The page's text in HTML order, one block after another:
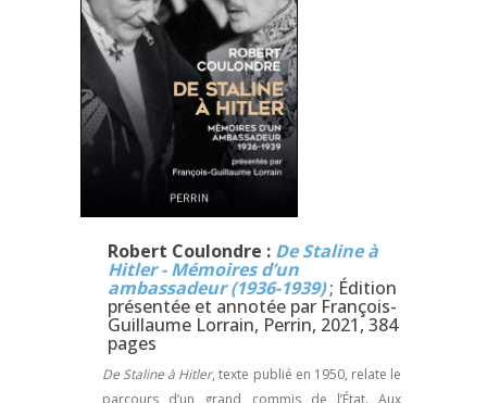
Robert Coulondre : De Staline à
Hitler - Mémoires d’un
ambassadeur (1936-1939) ; Édition
présentée et annotée par François-
Guillaume Lorrain, Perrin, 2021, 384
pages
De Staline à Hitler, texte publié en 1950, relate le
parcours d’un grand commis de l’État. Aux